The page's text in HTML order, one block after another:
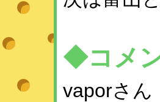
◆コメ
vaporさん